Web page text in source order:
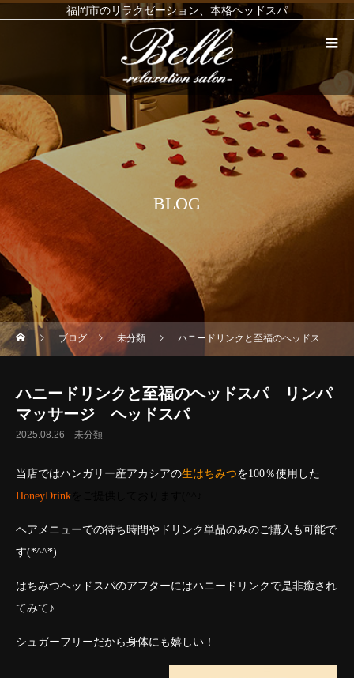
福岡市のリラクゼーション、本格ヘッドスパ
BLOG
ブログ 未分類 ハニードリンクと至福のヘッドスパ リンパマッサージ ヘッドスパ
ハニードリンクと至福のヘッドスパ リンパ
マッサージ ヘッドスパ
2025.08.26 未分類
当店ではハンガリー産アカシアの生はちみつを100％使用した
HoneyDrink
ヘアメニューでの待ち時間やドリンク単品のみのご購入も可能で
す(*^^*)
はちみつヘッドスパのアフターにはハニードリンクで是非癒され
てみて♪
シュガーフリーだから身体にも嬉しい！